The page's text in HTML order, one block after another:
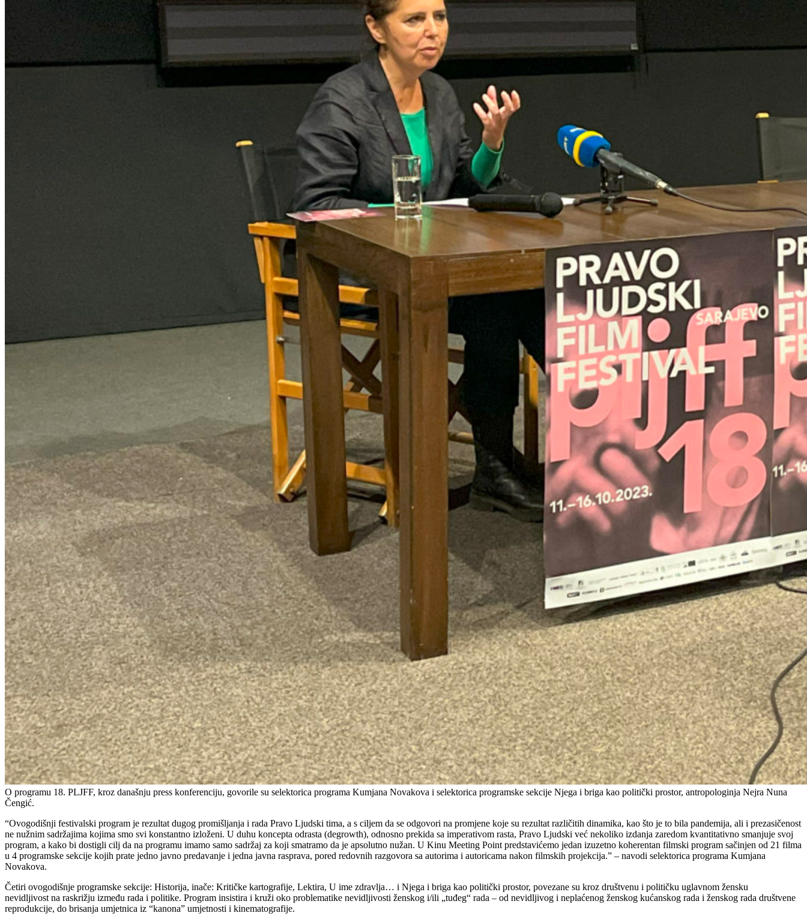
O programu 18. PLJFF, kroz današnju press konferenciju, govorile su selektorica programa Kumjana Novakova i selektorica programske sekcije Njega i briga kao politički prostor, antropologinja Nejra Nuna
Čengić.
“Ovogodišnji festivalski program je rezultat dugog promišljanja i rada Pravo Ljudski tima, a s ciljem da se odgovori na promjene koje su rezultat različitih dinamika, kao što je to bila pandemija, ali i prezasičenost
ne nužnim sadržajima kojima smo svi konstantno izloženi. U duhu koncepta odrasta (degrowth), odnosno prekida sa imperativom rasta, Pravo Ljudski već nekoliko izdanja zaredom kvantitativno smanjuje svoj
program, a kako bi dostigli cilj da na programu imamo samo sadržaj za koji smatramo da je apsolutno nužan. U Kinu Meeting Point predstavićemo jedan izuzetno koherentan filmski program sačinjen od 21 filma
u 4 programske sekcije kojih prate jedno javno predavanje i jedna javna rasprava, pored redovnih razgovora sa autorima i autoricama nakon filmskih projekcija.” – navodi selektorica programa Kumjana
Novakova.
Četiri ovogodišnje programske sekcije: Historija, inače: Kritičke kartografije, Lektira, U ime zdravlja… i Njega i briga kao politički prostor, povezane su kroz društvenu i političku uglavnom žensku
nevidljivost na raskrižju između rada i politike. Program insistira i kruži oko problematike nevidljivosti ženskog i/ili „tuđeg“ rada – od nevidljivog i neplaćenog ženskog kućanskog rada i ženskog rada društvene
reprodukcije, do brisanja umjetnica iz “kanona” umjetnosti i kinematografije.